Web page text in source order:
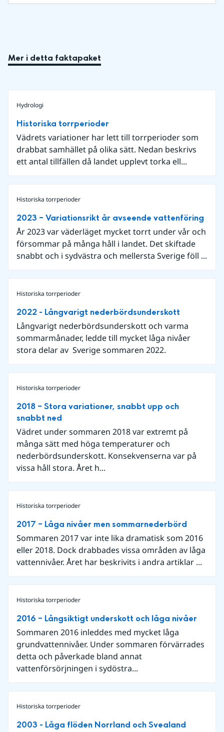
Mer i detta faktapaket
Hydrologi
Historiska torrperioder
Vädrets variationer har lett till torrperioder som
drabbat samhället på olika sätt. Nedan beskrivs
ett antal tillfällen då landet upplevt torka ell...
Historiska torrperioder
2023 – Variationsrikt år avseende vattenföring
År 2023 var väderläget mycket torrt under vår och
försommar på många håll i landet. Det skiftade
snabbt och i sydvästra och mellersta Sverige föll ...
Historiska torrperioder
2022 - Långvarigt nederbördsunderskott
Långvarigt nederbördsunderskott och varma
sommarmånader, ledde till mycket låga nivåer
stora delar av Sverige sommaren 2022.
Historiska torrperioder
2018 – Stora variationer, snabbt upp och
snabbt ned
Vädret under sommaren 2018 var extremt på
många sätt med höga temperaturer och
nederbördsunderskott. Konsekvenserna var på
vissa håll stora. Året h...
Historiska torrperioder
2017 – Låga nivåer men sommarnederbörd
Sommaren 2017 var inte lika dramatisk som 2016
eller 2018. Dock drabbades vissa områden av låga
vattennivåer. Året har beskrivits i andra artiklar ...
Historiska torrperioder
2016 – Långsiktigt underskott och låga nivåer
Sommaren 2016 inleddes med mycket låga
grundvattennivåer. Under sommaren förvärrades
detta och påverkade bland annat
vattenförsörjningen i sydöstra...
Historiska torrperioder
2003 - Låga flöden Norrland och Svealand